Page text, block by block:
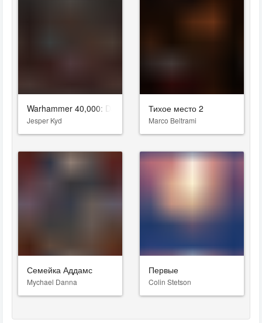
Warhammer 40,000: Darktide
Jesper Kyd
Тихое место 2
Marco Beltrami
Семейка Аддамс
Mychael Danna
Первые
Colin Stetson